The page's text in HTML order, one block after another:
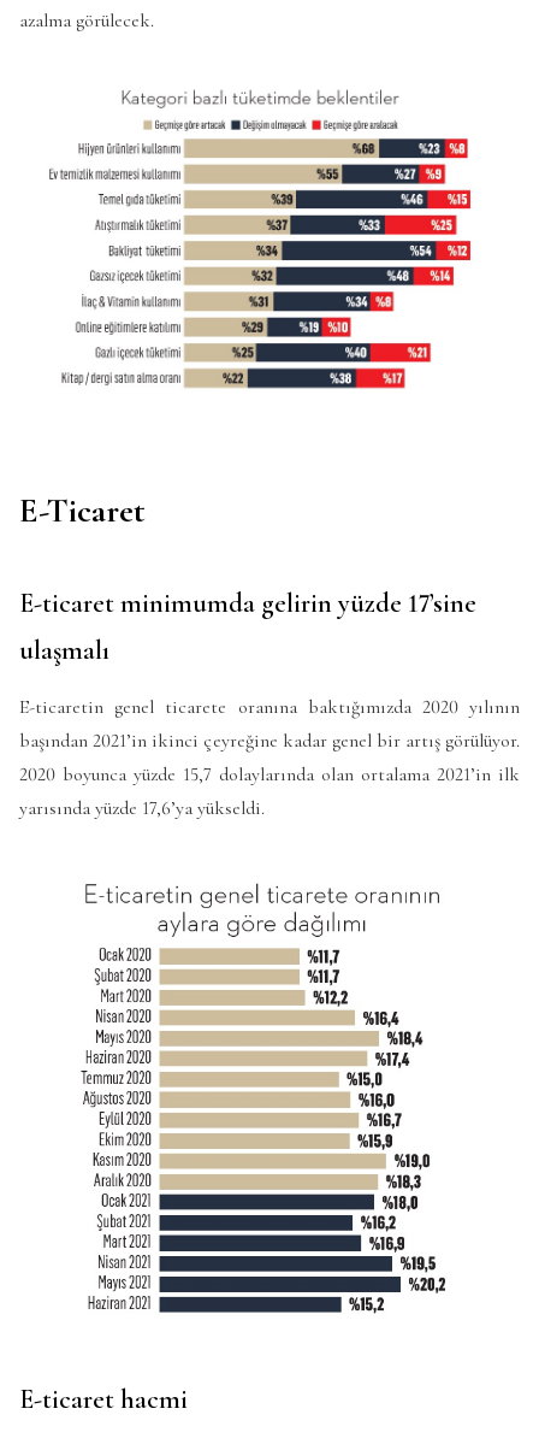
azalma görülecek.
E-Ticaret
E-ticaret minimumda gelirin yüzde 17’sine
ulaşmalı
E-ticaretin genel ticarete oranına baktığımızda 2020 yılının
başından 2021’in ikinci çeyreğine kadar genel bir artış görülüyor.
2020 boyunca yüzde 15,7 dolaylarında olan ortalama 2021’in ilk
yarısında yüzde 17,6’ya yükseldi.
E-ticaret hacmi